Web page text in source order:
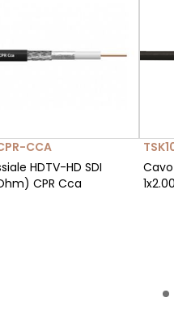
CCA
HDTV-HD SDI
CPR Cca